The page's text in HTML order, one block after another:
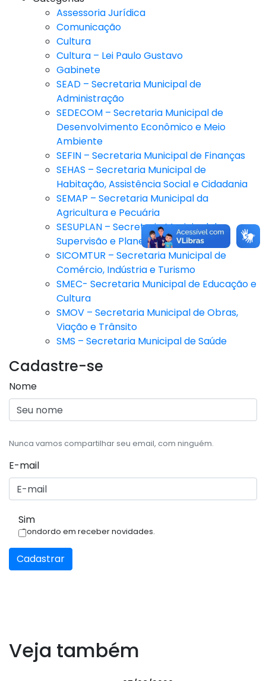
Assessoria Jurídica
Comunicação
Cultura
Cultura – Lei Paulo Gustavo
Gabinete
SEAD – Secretaria Municipal de
Administração
SEDECOM – Secretaria Municipal de
Desenvolvimento Econômico e Meio
Ambiente
SEFIN – Secretaria Municipal de Finanças
SEHAS – Secretaria Municipal de
Habitação, Assistência Social e Cidadania
SEMAP – Secretaria Municipal da
Agricultura e Pecuária
SESUPLAN – Secretaria Municipal de
Supervisão e Planejamento
SICOMTUR – Secretaria Municipal de
Comércio, Indústria e Turismo
SMEC- Secretaria Municipal de Educação e
Cultura
SMOV – Secretaria Municipal de Obras,
Viação e Trânsito
SMS – Secretaria Municipal de Saúde
Cadastre-se
Nome
Nunca vamos compartilhar seu email, com ninguém.
E-mail
Sim
Condordo em receber novidades.
Cadastrar
Veja também